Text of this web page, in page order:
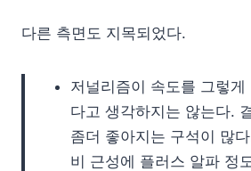
다른 측면도 지목되었다.
저널리즘이 속도를 그렇
다고 생각하지는 않는다.
좀더 좋아지는 구석이 많
비 근성에 플러스 알파 정